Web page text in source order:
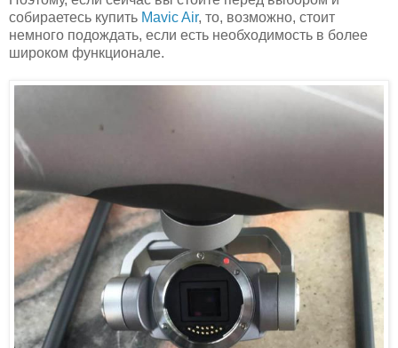
собираетесь купить Mavic Air, то, возможно, стоит
немного подождать, если есть необходимость в более
широком функционале.